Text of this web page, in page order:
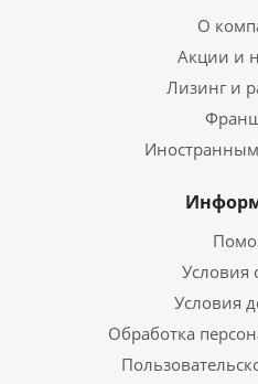
О
Акции и
Лизинг и
Условия
Условия
Обработка